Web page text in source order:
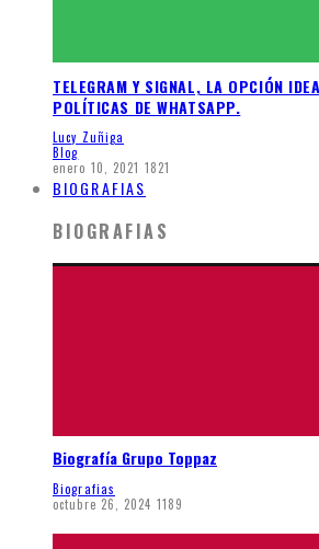
TELEGRAM Y SIGNAL, LA OPCIÓN
POLÍTICAS DE WHATSAPP.
Lucy Zuñiga
Blog
enero 10, 2021 1821
BIOGRAFIAS
BIOGRAFIAS
Biografía Grupo Toppaz
Biografias
octubre 26, 2024 1189